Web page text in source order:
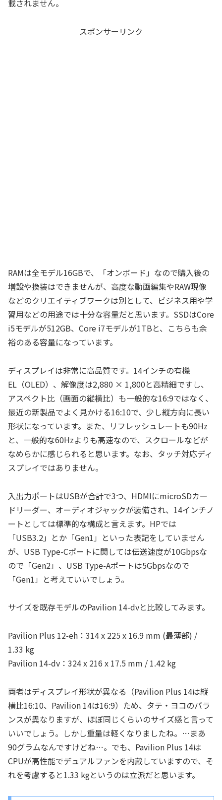
載されません。
スポンサーリンク
RAMは全モデル16GBで、「オンボード」なので購入後の
増設や換装はできませんが、高度な動画編集やRAW現像
などのクリエイティブワークは別として、ビジネス用や学
習用などの用途では十分な容量だと思います。SSDはCore
i5モデルが512GB、Core i7モデルが1TBと、こちらも余
裕のある容量になっています。
ディスプレイは非常に高品質です。14インチの有機
EL（OLED）、解像度は2,880 × 1,800と高精細ですし、
アスペクト比（画面の縦横比）も一般的な16:9ではなく、
最近の新製品でよく見かける16:10で、少し縦方向に長い
形状になっています。また、リフレッシュレートも90Hz
と、一般的な60Hzよりも高速なので、スクロールなどが
なめらかに感じられると思います。なお、タッチ対応ディ
スプレイではありません。
入出力ポートはUSBが合計で3つ、HDMIにmicroSDカー
ドリーダー、オーディオジャックが装備され、14インチノ
ートとしては標準的な構成と言えます。HPでは
「USB3.2」とか「Gen1」といった表記をしていません
が、USB Type-Cポートに関しては伝送速度が10Gbpsな
ので「Gen2」、USB Type-Aポートは5Gbpsなので
「Gen1」と考えていいでしょう。
サイズを既存モデルのPavilion 14-dvと比較してみます。
Pavilion Plus 12-eh：314 x 225 x 16.9 mm (最薄部) /
1.33 kg
Pavilion 14-dv：324 x 216 x 17.5 mm / 1.42 kg
両者はディスプレイ形状が異なる（Pavilion Plus 14は縦
横比16:10、Pavilion 14は16:9）ため、タテ・ヨコのバラ
ンスが異なりますが、ほぼ同じくらいのサイズ感と言って
いいでしょう。しかし重量は軽くなりましたね。…まあ
90グラムなんですけどね…。でも、Pavilion Plus 14は
CPUが高性能でデュアルファンを内蔵していますので、そ
れを考慮すると1.33 kgというのは立派だと思います。